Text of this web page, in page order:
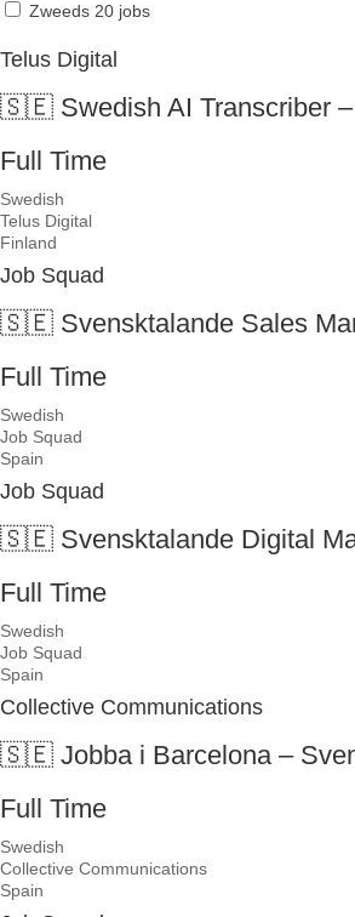
Zweeds 20 jobs
Telus Digital
🇸🇪 Swedish AI Transcriber –
Full Time
Swedish
Telus Digital
Finland
Job Squad
🇸🇪 Svensktalande Sales
Full Time
Swedish
Job Squad
Spain
Job Squad
🇸🇪 Svensktalande Digital
Full Time
Swedish
Job Squad
Spain
Collective Communications
🇸🇪 Jobba i Barcelona –
Full Time
Swedish
Collective Communications
Spain